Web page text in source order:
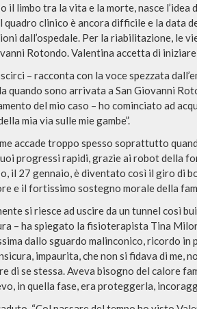
il limbo tra la vita e la morte, nasce l’idea
quadro clinico è ancora difficile e la data
dall’ospedale. Per la riabilitazione, le
Rotondo. Valentina accetta di
– racconta con la voce spezzata
quando sono arrivata a San Giovanni
del mio caso – ho cominciato ad
mia via sulle mie gambe”.
accade troppo spesso soprattutto
progressi rapidi, grazie ai robotdella
il 27 gennaio, è diventato così il giro di
e il fortissimo sostegno morale della
si riesce ad uscire da un tunnel così
– ha spiegato la fisioterapista Tina
dallo sguardo malinconico, ricordo
impaurita, che non si fidava di me,
di se stessa. Aveva bisogno del calore
in quella fase, era proteggerla,